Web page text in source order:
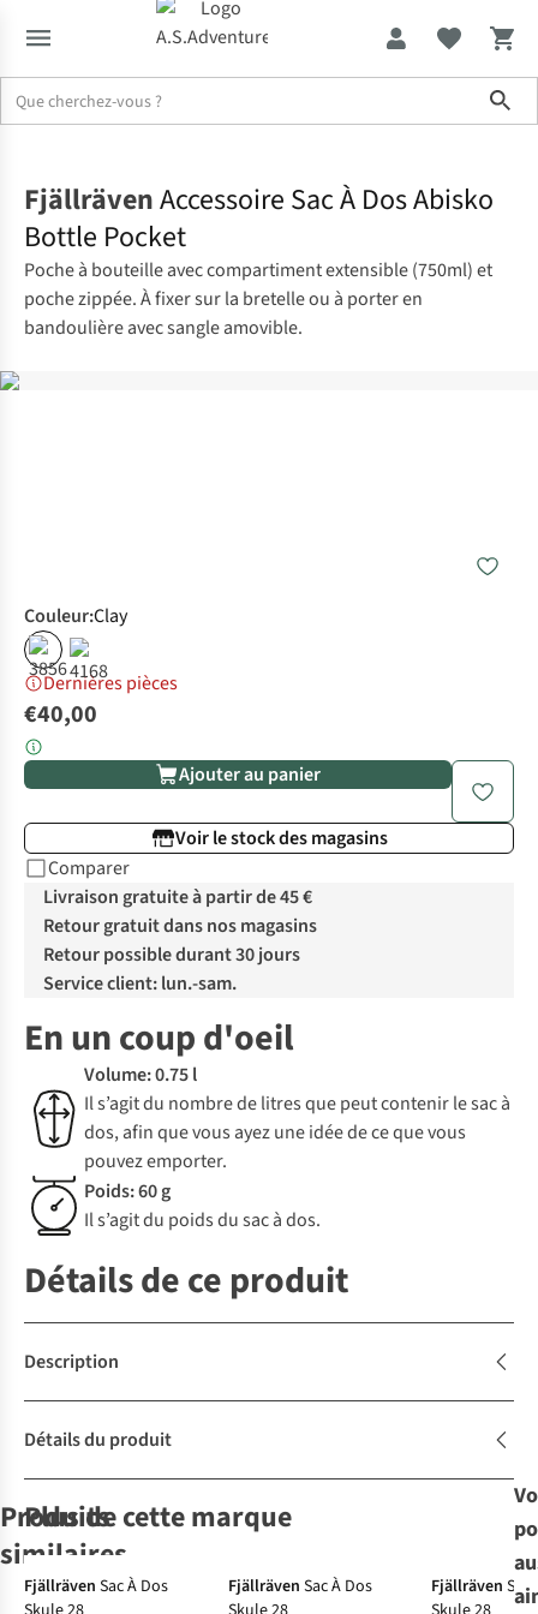
FjällrävenAccessoire Sac À Dos Abisko
Bottle Pocket
Poche à bouteille avec compartiment extensible (750ml) et
poche zippée. À fixer sur la bretelle ou à porter en
bandoulière avec sangle amovible.
Couleur:Clay
Dernières pièces
€40,00
Ajouter au panier
Voir le stock des magasins
Comparer
Livraison gratuite à partir de 45 €
Retour gratuit dans nos magasins
Retour possible durant 30 jours
Service client: lun.-sam.
En un coup d'oeil
Volume: 0.75 l
Il s’agit du nombre de litres que peut contenir le sac à
dos, afin que vous ayez une idée de ce que vous
pouvez emporter.
Poids: 60 g
Il s’agit du poids du sac à dos.
Détails de ce produit
Description
Détails du produit
Produits
similaires
-50%
Plus de cette marque
-10%
Fjällräven Sac À Dos
Fjällräven Sac À Dos
-10%
Fjällräven Sac